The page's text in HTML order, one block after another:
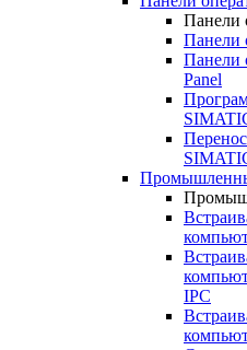
Панели
Панели
Панели
Panel
IPC